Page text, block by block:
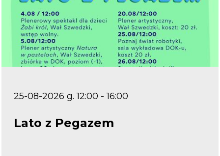
25-08-2026 g. 12:00 - 16:00
Lato z Pegazem